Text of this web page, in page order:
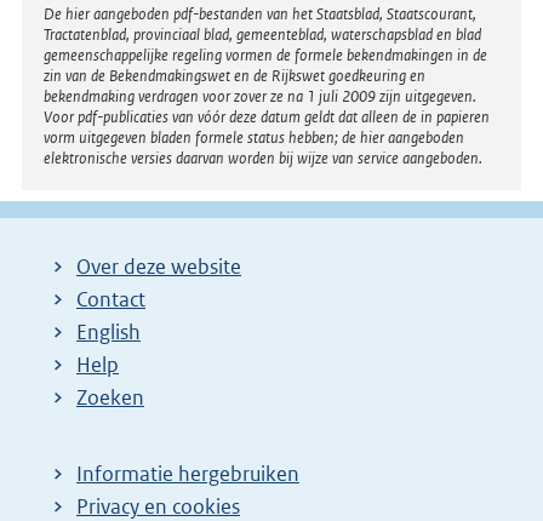
Disclaimer
De hier aangeboden pdf-bestanden van het Staatsblad, Staatscourant,
Tractatenblad, provinciaal blad, gemeenteblad, waterschapsblad en blad
gemeenschappelijke regeling vormen de formele bekendmakingen in de
zin van de Bekendmakingswet en de Rijkswet goedkeuring en
bekendmaking verdragen voor zover ze na 1 juli 2009 zijn uitgegeven.
Voor pdf-publicaties van vóór deze datum geldt dat alleen de in papieren
vorm uitgegeven bladen formele status hebben; de hier aangeboden
elektronische versies daarvan worden bij wijze van service aangeboden.
Over deze website
Contact
English
Help
Zoeken
Informatie hergebruiken
Privacy en cookies